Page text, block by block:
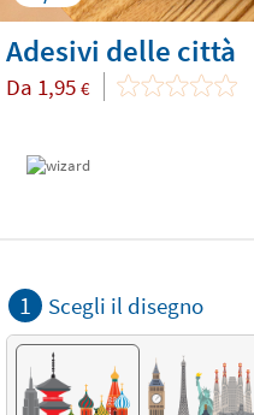
Adesivi delle città
Da 1,95 €
1 Scegli il disegno